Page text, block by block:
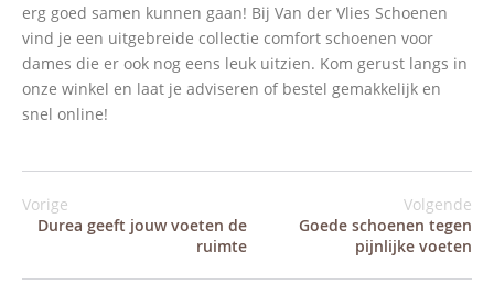
erg goed samen kunnen gaan! Bij Van der Vlies Schoenen
vind je een uitgebreide collectie comfort schoenen voor
dames die er ook nog eens leuk uitzien. Kom gerust langs in
onze winkel en laat je adviseren of bestel gemakkelijk en
snel online!
Vorige
Durea geeft jouw voeten de
ruimte
Volgende
Goede schoenen tegen
pijnlijke voeten